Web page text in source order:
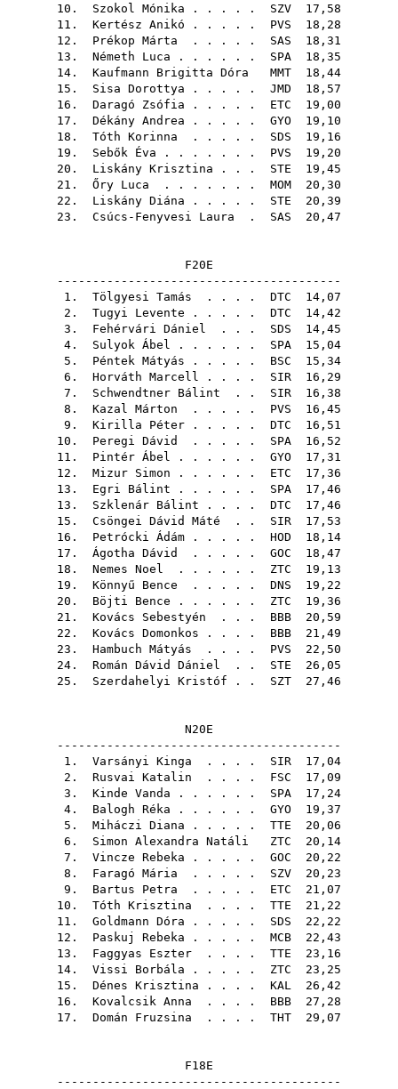
10. Szokol Mónika . . . . . SZV 17,58
11. Kertész Anikó . . . . . PVS 18,28
12. Prékop Márta . . . . . SAS 18,31
13. Németh Luca . . . . . . SPA 18,35
14. Kaufmann Brigitta Dóra MMT 18,44
15. Sisa Dorottya . . . . . JMD 18,57
16. Daragó Zsófia . . . . . ETC 19,00
17. Dékány Andrea . . . . . GYO 19,10
18. Tóth Korinna . . . . . SDS 19,16
19. Sebők Éva . . . . . . . PVS 19,20
20. Liskány Krisztina . . . STE 19,45
21. Őry Luca . . . . . . . MOM 20,30
22. Liskány Diána . . . . . STE 20,39
23. Csúcs-Fenyvesi Laura . SAS 20,47
F20E
----------------------------------------
1. Tölgyesi Tamás . . . . DTC 14,07
2. Tugyi Levente . . . . . DTC 14,42
3. Fehérvári Dániel . . . SDS 14,45
4. Sulyok Ábel . . . . . . SPA 15,04
5. Péntek Mátyás . . . . . BSC 15,34
6. Horváth Marcell . . . . SIR 16,29
7. Schwendtner Bálint . . SIR 16,38
8. Kazal Márton . . . . . PVS 16,45
9. Kirilla Péter . . . . . DTC 16,51
10. Peregi Dávid . . . . . SPA 16,52
11. Pintér Ábel . . . . . . GYO 17,31
12. Mizur Simon . . . . . . ETC 17,36
13. Egri Bálint . . . . . . SPA 17,46
13. Szklenár Bálint . . . . DTC 17,46
15. Csöngei Dávid Máté . . SIR 17,53
16. Petrócki Ádám . . . . . HOD 18,14
17. Ágotha Dávid . . . . . GOC 18,47
18. Nemes Noel . . . . . . ZTC 19,13
19. Könnyű Bence . . . . . DNS 19,22
20. Böjti Bence . . . . . . ZTC 19,36
21. Kovács Sebestyén . . . BBB 20,59
22. Kovács Domonkos . . . . BBB 21,49
23. Hambuch Mátyás . . . . PVS 22,50
24. Román Dávid Dániel . . STE 26,05
25. Szerdahelyi Kristóf . . SZT 27,46
N20E
----------------------------------------
1. Varsányi Kinga . . . . SIR 17,04
2. Rusvai Katalin . . . . FSC 17,09
3. Kinde Vanda . . . . . . SPA 17,24
4. Balogh Réka . . . . . . GYO 19,37
5. Miháczi Diana . . . . . TTE 20,06
6. Simon Alexandra Natáli ZTC 20,14
7. Vincze Rebeka . . . . . GOC 20,22
8. Faragó Mária . . . . . SZV 20,23
9. Bartus Petra . . . . . ETC 21,07
10. Tóth Krisztina . . . . TTE 21,22
11. Goldmann Dóra . . . . . SDS 22,22
12. Paskuj Rebeka . . . . . MCB 22,43
13. Faggyas Eszter . . . . TTE 23,16
14. Vissi Borbála . . . . . ZTC 23,25
15. Dénes Krisztina . . . . KAL 26,42
16. Kovalcsik Anna . . . . BBB 27,28
17. Domán Fruzsina . . . . THT 29,07
F18E
----------------------------------------